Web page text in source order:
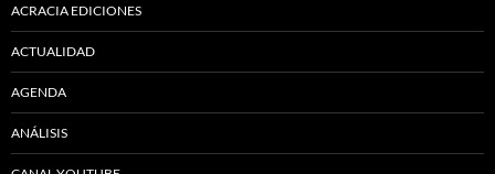
ACRACIA EDICIONES
ACTUALIDAD
AGENDA
ANÁLISIS